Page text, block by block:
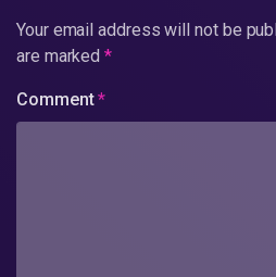
Your email address will not be
are marked*
Comment*